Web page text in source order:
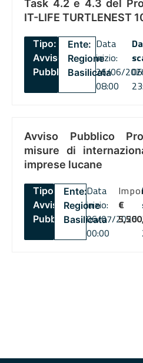
Task 4.2 e 4.3 del
IT-LIFE TURTLENEST
Tipo:
Avviso
Pubblico
Ente:
Regione
Basilicata
Data
inizio:
26/06/
08:00
Avviso Pubblico
misure di
imprese lucane
Tipo:
Avviso
Pubblico
Ente:
Regione
Basilicata
Data
inizio:
06/07/2026
00:00
€